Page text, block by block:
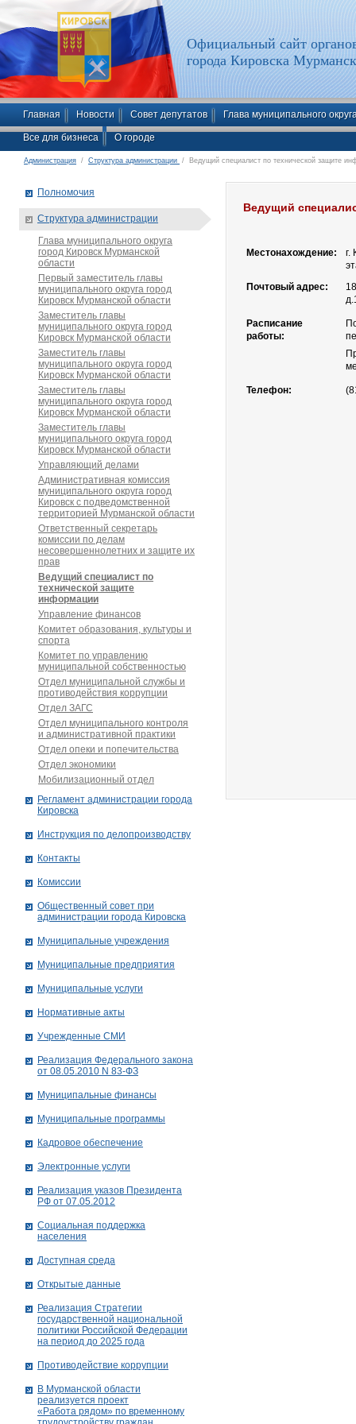
Официальный сайт
города Кировска
Главная Новости Совет депутатов Глава муниципального
Все для бизнеса О городе
Администрация / Структура администрации / Ведущий специалист по технической защите
Ведущий
Местонахождение:
г.
Почтовый адрес:
Расписание
работы:
Телефон:
Полномочия
Структура администрации
Глава муниципального округа
город Кировск Мурманской
области
Первый заместитель главы
муниципального округа город
Кировск Мурманской области
Заместитель главы
муниципального округа город
Кировск Мурманской области
Заместитель главы
муниципального округа город
Кировск Мурманской области
Заместитель главы
муниципального округа город
Кировск Мурманской области
Заместитель главы
муниципального округа город
Кировск Мурманской области
Управляющий делами
Административная комиссия
муниципального округа город
Кировск с подведомственной
территорией Мурманской области
Ответственный секретарь
комиссии по делам
несовершеннолетних и защите их
прав
Ведущий специалист по
технической защите
информации
Управление финансов
Комитет образования, культуры и
спорта
Комитет по управлению
муниципальной собственностью
Отдел муниципальной службы и
противодействия коррупции
Отдел ЗАГС
Отдел муниципального контроля
и административной практики
Отдел опеки и попечительства
Отдел экономики
Мобилизационный отдел
Рег­ла­мент ад­ми­нист­ра­ции го­ро­да
Ки­ров­ска
Инструкция по делопроизводству
Контакты
Комиссии
Общественный совет при
администрации города Кировска
Муниципальные учреждения
Муниципальные предприятия
Муниципальные услуги
Нормативные акты
Учрежденные СМИ
Реализация Федерального закона
от 08.05.2010 N 83-ФЗ
Муниципальные финансы
Муниципальные программы
Кадровое обеспечение
Электронные услуги
Реализация указов Президента
РФ от 07.05.2012
Социальная поддержка
населения
Доступная среда
Открытые данные
Реализация Стратегии
государственной национальной
политики Российской Федерации
на период до 2025 года
Противодействие коррупции
В Мурманской области
реализуется проект
«Работа рядом» по временному